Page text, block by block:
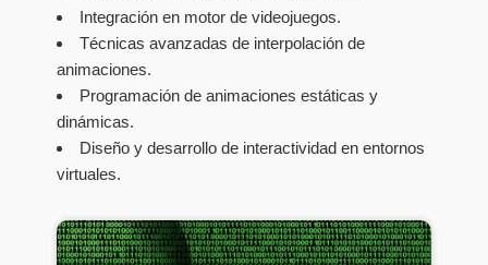
Integración en motor de videojuegos.
Técnicas avanzadas de interpolación de
animaciones.
Programación de animaciones estáticas y
dinámicas.
Diseño y desarrollo de interactividad en entornos
virtuales.